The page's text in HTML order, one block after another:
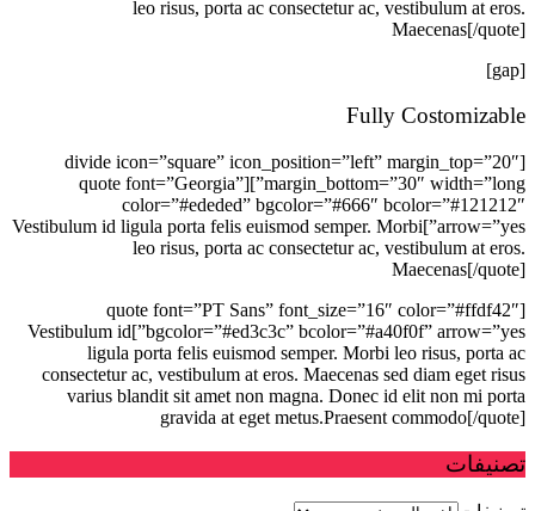
leo risus, porta ac consectetur ac, vestibulum at eros.
Maecenas[/quote]
[gap]
Fully Costomizable
[divide icon=”square” icon_position=”left” margin_top=”20″
margin_bottom=”30″ width=”long”][quote font=”Georgia”
color=”#ededed” bgcolor=”#666″ bcolor=”#121212″
arrow=”yes”]Vestibulum id ligula porta felis euismod semper. Morbi
leo risus, porta ac consectetur ac, vestibulum at eros.
Maecenas[/quote]
[quote font=”PT Sans” font_size=”16″ color=”#ffdf42″
bgcolor=”#ed3c3c” bcolor=”#a40f0f” arrow=”yes”]Vestibulum id
ligula porta felis euismod semper. Morbi leo risus, porta ac
consectetur ac, vestibulum at eros. Maecenas sed diam eget risus
varius blandit sit amet non magna. Donec id elit non mi porta
gravida at eget metus.Praesent commodo[/quote]
تصنيفات